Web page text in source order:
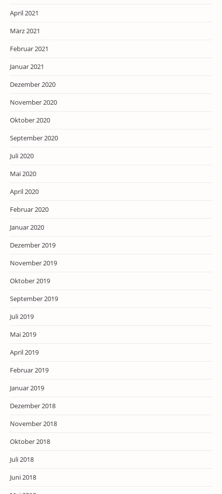
April 2021
März 2021
Februar 2021
Januar 2021
Dezember 2020
November 2020
Oktober 2020
September 2020
Juli 2020
Mai 2020
April 2020
Februar 2020
Januar 2020
Dezember 2019
November 2019
Oktober 2019
September 2019
Juli 2019
Mai 2019
April 2019
Februar 2019
Januar 2019
Dezember 2018
November 2018
Oktober 2018
Juli 2018
Juni 2018